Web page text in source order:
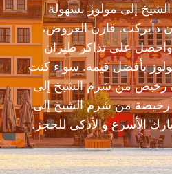
مولوز بسهولة
قارن العروض،
على تذاكر طيران
قيمة. سواء كنت
من شرم الشيخ إلى
من شرم الشيخ إلى
والأذكى للحجز.